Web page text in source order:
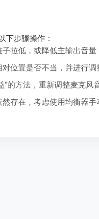
下步骤操作：
子拉低，或降低主输出音
位置是否不当，并进行调
”的方法，重新调整麦克风
然存在，考虑使用均衡器